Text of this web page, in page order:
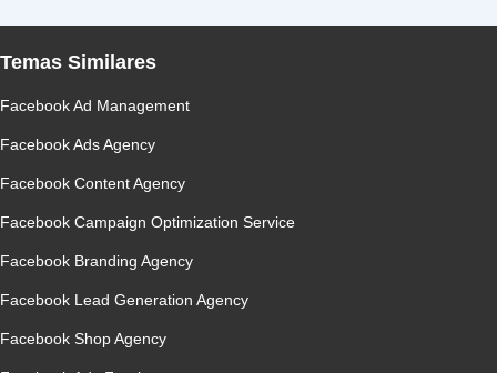
Temas Similares
Facebook Ad Management
Facebook Ads Agency
Facebook Content Agency
Facebook Campaign Optimization Service
Facebook Branding Agency
Facebook Lead Generation Agency
Facebook Shop Agency